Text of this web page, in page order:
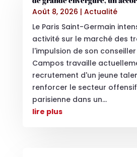
Août 8, 2026 | Actualité
Le Paris Saint-Germain
activité sur le marché des
l'impulsion de son
Campos travaille
recrutement d'un jeune
renforcer le secteur
parisienne dans un...
lire plus